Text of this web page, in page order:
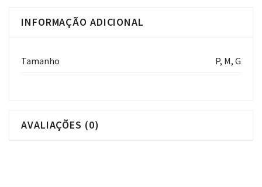
INFORMAÇÃO ADICIONAL
Tamanho P, M, G
AVALIAÇÕES (0)